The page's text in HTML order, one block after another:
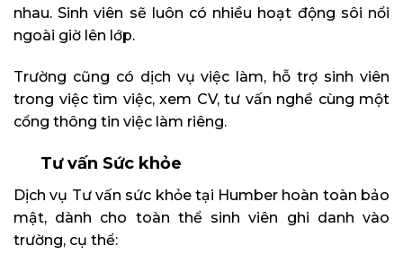
nhau. Sinh viên sẽ luôn có nhiều hoạt động sôi nổi
ngoài giờ lên lớp.
Trường cũng có dịch vụ việc làm, hỗ trợ sinh viên
trong việc tìm việc, xem CV, tư vấn nghề cùng một
cổng thông tin việc làm riêng.
Tư vấn Sức khỏe
Dịch vụ Tư vấn sức khỏe tại Humber hoàn toàn bảo
mật, dành cho toàn thể sinh viên ghi danh vào
trường, cụ thể: